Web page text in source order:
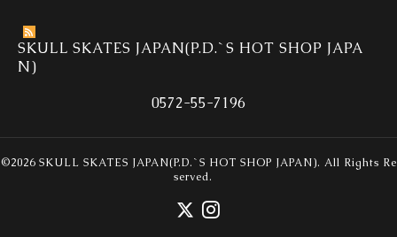
SKULL SKATES JAPAN(P.D.`S HOT SHOP JAPA
N)
0572-55-7196
©2026 SKULL SKATES JAPAN(P.D.`S HOT SHOP JAPAN). All Rights Re
served.